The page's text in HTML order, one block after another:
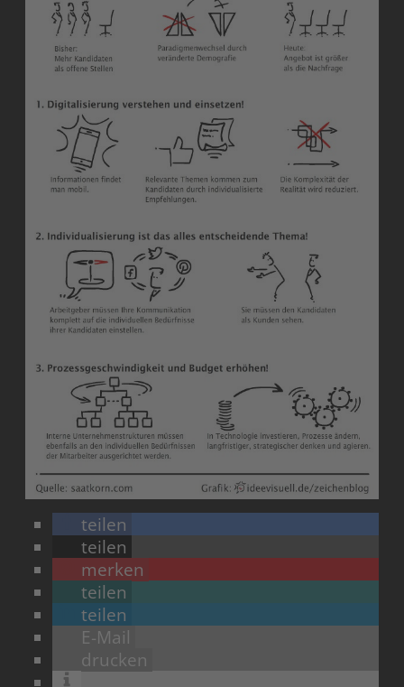
teilen
teilen
merken
teilen
teilen
E-Mail
drucken